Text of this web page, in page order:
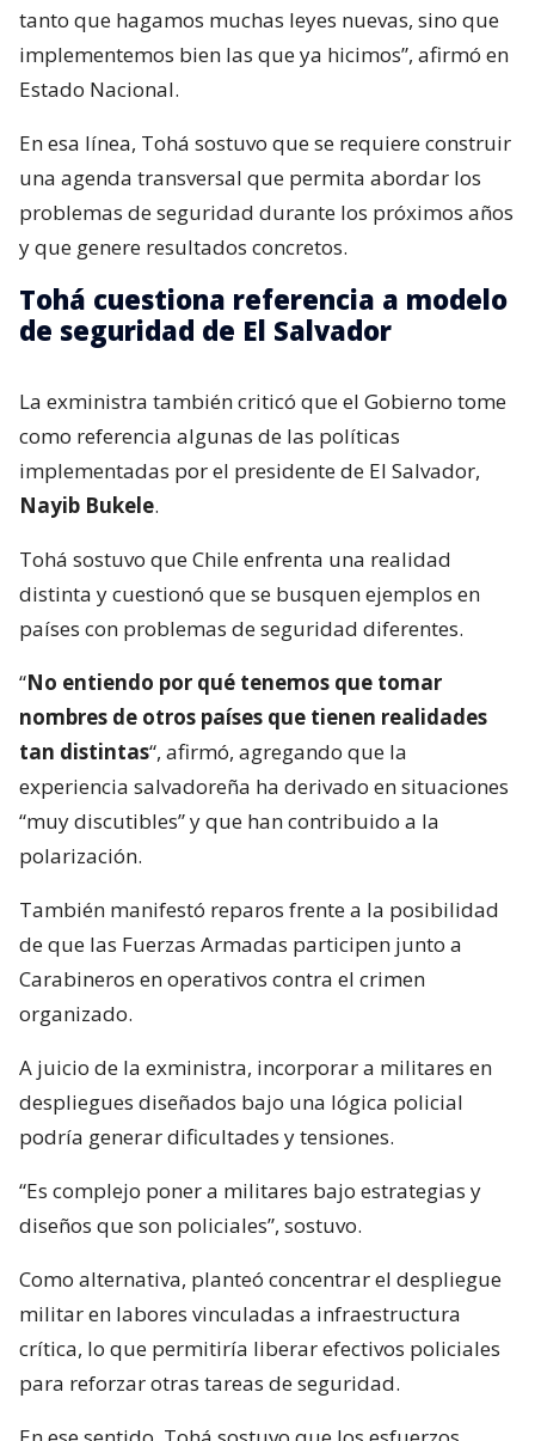
tanto que hagamos muchas leyes nuevas, sino que
implementemos bien las que ya hicimos”, afirmó en
Estado Nacional.
En esa línea, Tohá sostuvo que se requiere construir
una agenda transversal que permita abordar los
problemas de seguridad durante los próximos años
y que genere resultados concretos.
Tohá cuestiona referencia a modelo
de seguridad de El Salvador
La exministra también criticó que el Gobierno tome
como referencia algunas de las políticas
implementadas por el presidente de El Salvador,
Nayib Bukele.
Tohá sostuvo que Chile enfrenta una realidad
distinta y cuestionó que se busquen ejemplos en
países con problemas de seguridad diferentes.
“No entiendo por qué tenemos que tomar
nombres de otros países que tienen realidades
tan distintas“, afirmó, agregando que la
experiencia salvadoreña ha derivado en situaciones
“muy discutibles” y que han contribuido a la
polarización.
También manifestó reparos frente a la posibilidad
de que las Fuerzas Armadas participen junto a
Carabineros en operativos contra el crimen
organizado.
A juicio de la exministra, incorporar a militares en
despliegues diseñados bajo una lógica policial
podría generar dificultades y tensiones.
“Es complejo poner a militares bajo estrategias y
diseños que son policiales”, sostuvo.
Como alternativa, planteó concentrar el despliegue
militar en labores vinculadas a infraestructura
crítica, lo que permitiría liberar efectivos policiales
para reforzar otras tareas de seguridad.